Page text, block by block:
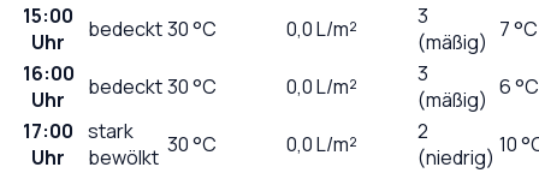
15:00
Uhr
bedeckt30°C 0,0L/m²
3
(mäßig) 7 °C
16:00
Uhr
bedeckt30°C 0,0L/m²
3
(mäßig) 6 °C
17:00
Uhr
stark
bewölkt 30°C 0,0L/m²
2
(niedrig) 10